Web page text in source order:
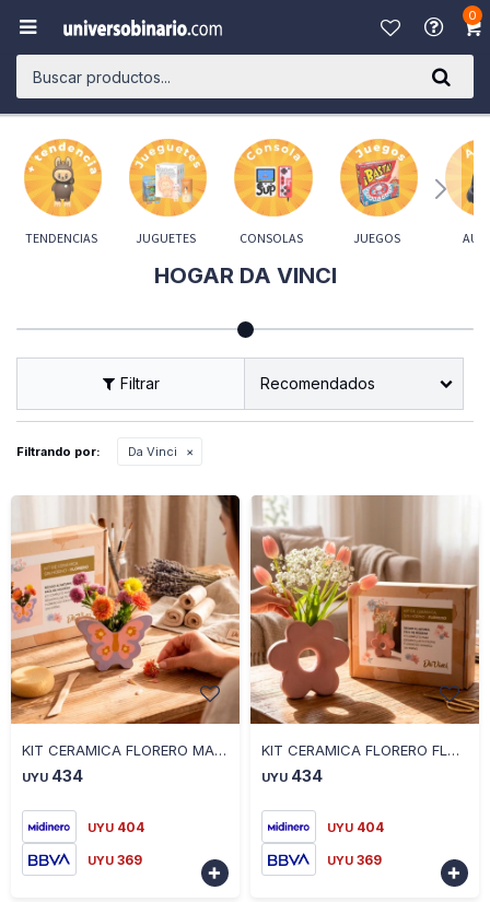
0

TENDENCIAS JUGUETES CONSOLAS JUEGOS
HOGAR DA VINCI
Recomendados
Filtrando por: Da Vinci
KIT CERAMICA FLORERO MARIPOSA DAVINCI
UYU 434
UYU 404
UYU 369
- +

KIT CERAMICA FLORERO FLOR DAVINCI
UYU 434
UYU 404
UYU 369
- +
